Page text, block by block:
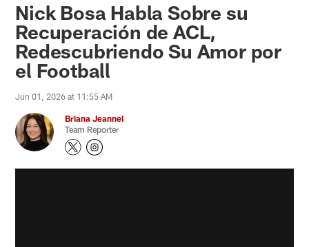
Nick Bosa Habla Sobre su
Recuperación de ACL,
Redescubriendo Su Amor por
el Football
Jun 01, 2026 at 11:55 AM
Briana Jeannel
Team Reporter